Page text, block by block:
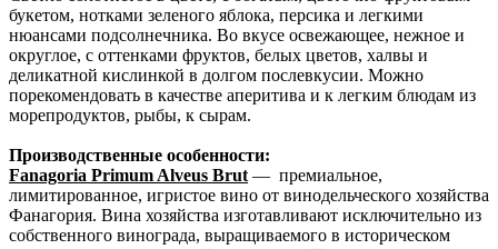
букетом, нотками зеленого яблока, персика и легкими
нюансами подсолнечника. Во вкусе освежающее, нежное и
округлое, с оттенками фруктов, белых цветов, халвы и
деликатной кислинкой в долгом послевкусии. Можно
порекомендовать в качестве аперитива и к легким блюдам из
морепродуктов, рыбы, к сырам.
Производственные особенности:
Fanagoria Primum Alveus Brut — премиальное,
лимитированное, игристое вино от винодельческого хозяйства
Фанагория. Вина хозяйства изготавливают исключительно из
собственного винограда, выращиваемого в историческом